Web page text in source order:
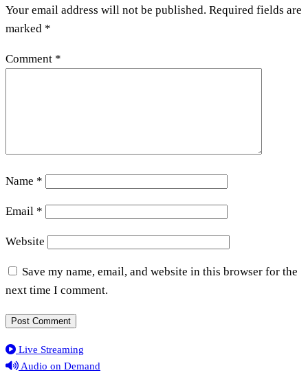
Your email address will not be published. Required fields are
marked *
Comment *
Name *
Email *
Website
Save my name, email, and website in this browser for the
next time I comment.
Live Streaming
Audio on Demand